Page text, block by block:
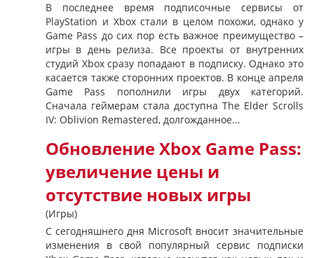
В последнее время подписочные сервисы от
PlayStation и Xbox стали в целом похожи, однако у
Game Pass до сих пор есть важное преимущество –
игры в день релиза. Все проекты от внутренних
студий Xbox сразу попадают в подписку. Однако это
касается также сторонних проектов. В конце апреля
Game Pass пополнили игры двух категорий.
Сначала геймерам стала доступна The Elder Scrolls
IV: Oblivion Remastered, долгожданное...
Обновление Xbox Game Pass:
увеличение цены и
отсутствие новых игры
(Игры)
С сегодняшнего дня Microsoft вносит значительные
изменения в свой популярный сервис подписки